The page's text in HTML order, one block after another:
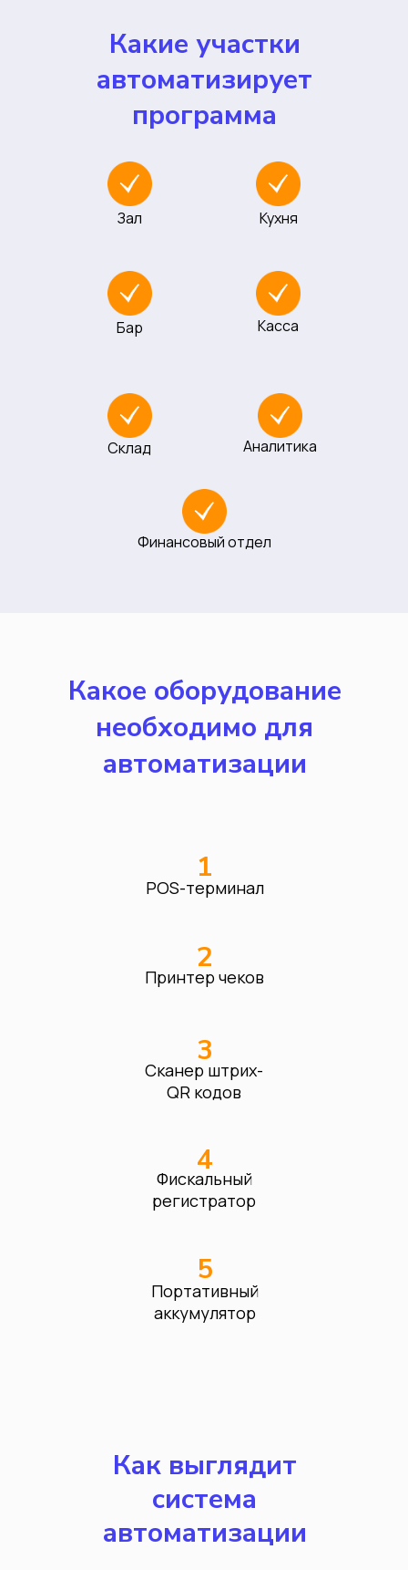
Какие участки
автоматизирует
программа
Зал Кухня
Склад
Бар
Финансовый отдел
Касса
Аналитика
Какое оборудование
необходимо для
автоматизации
1
2
3
5
4
POS-терминал
Принтер чеков
Фискальный
регистратор
Сканер штрих-
QR кодов
Портативный
аккумулятор
Как выглядит
система
автоматизации